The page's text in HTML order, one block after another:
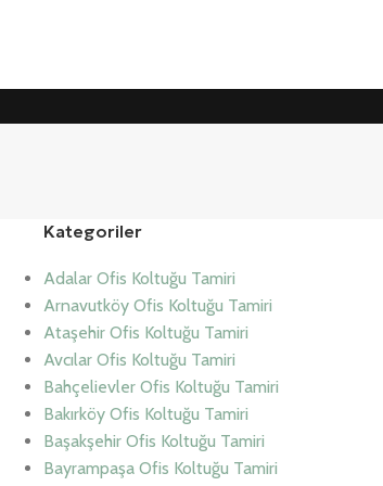
Kategoriler
Adalar Ofis Koltuğu Tamiri
Arnavutköy Ofis Koltuğu Tamiri
Ataşehir Ofis Koltuğu Tamiri
Avcılar Ofis Koltuğu Tamiri
Bahçelievler Ofis Koltuğu Tamiri
Bakırköy Ofis Koltuğu Tamiri
Başakşehir Ofis Koltuğu Tamiri
Bayrampaşa Ofis Koltuğu Tamiri